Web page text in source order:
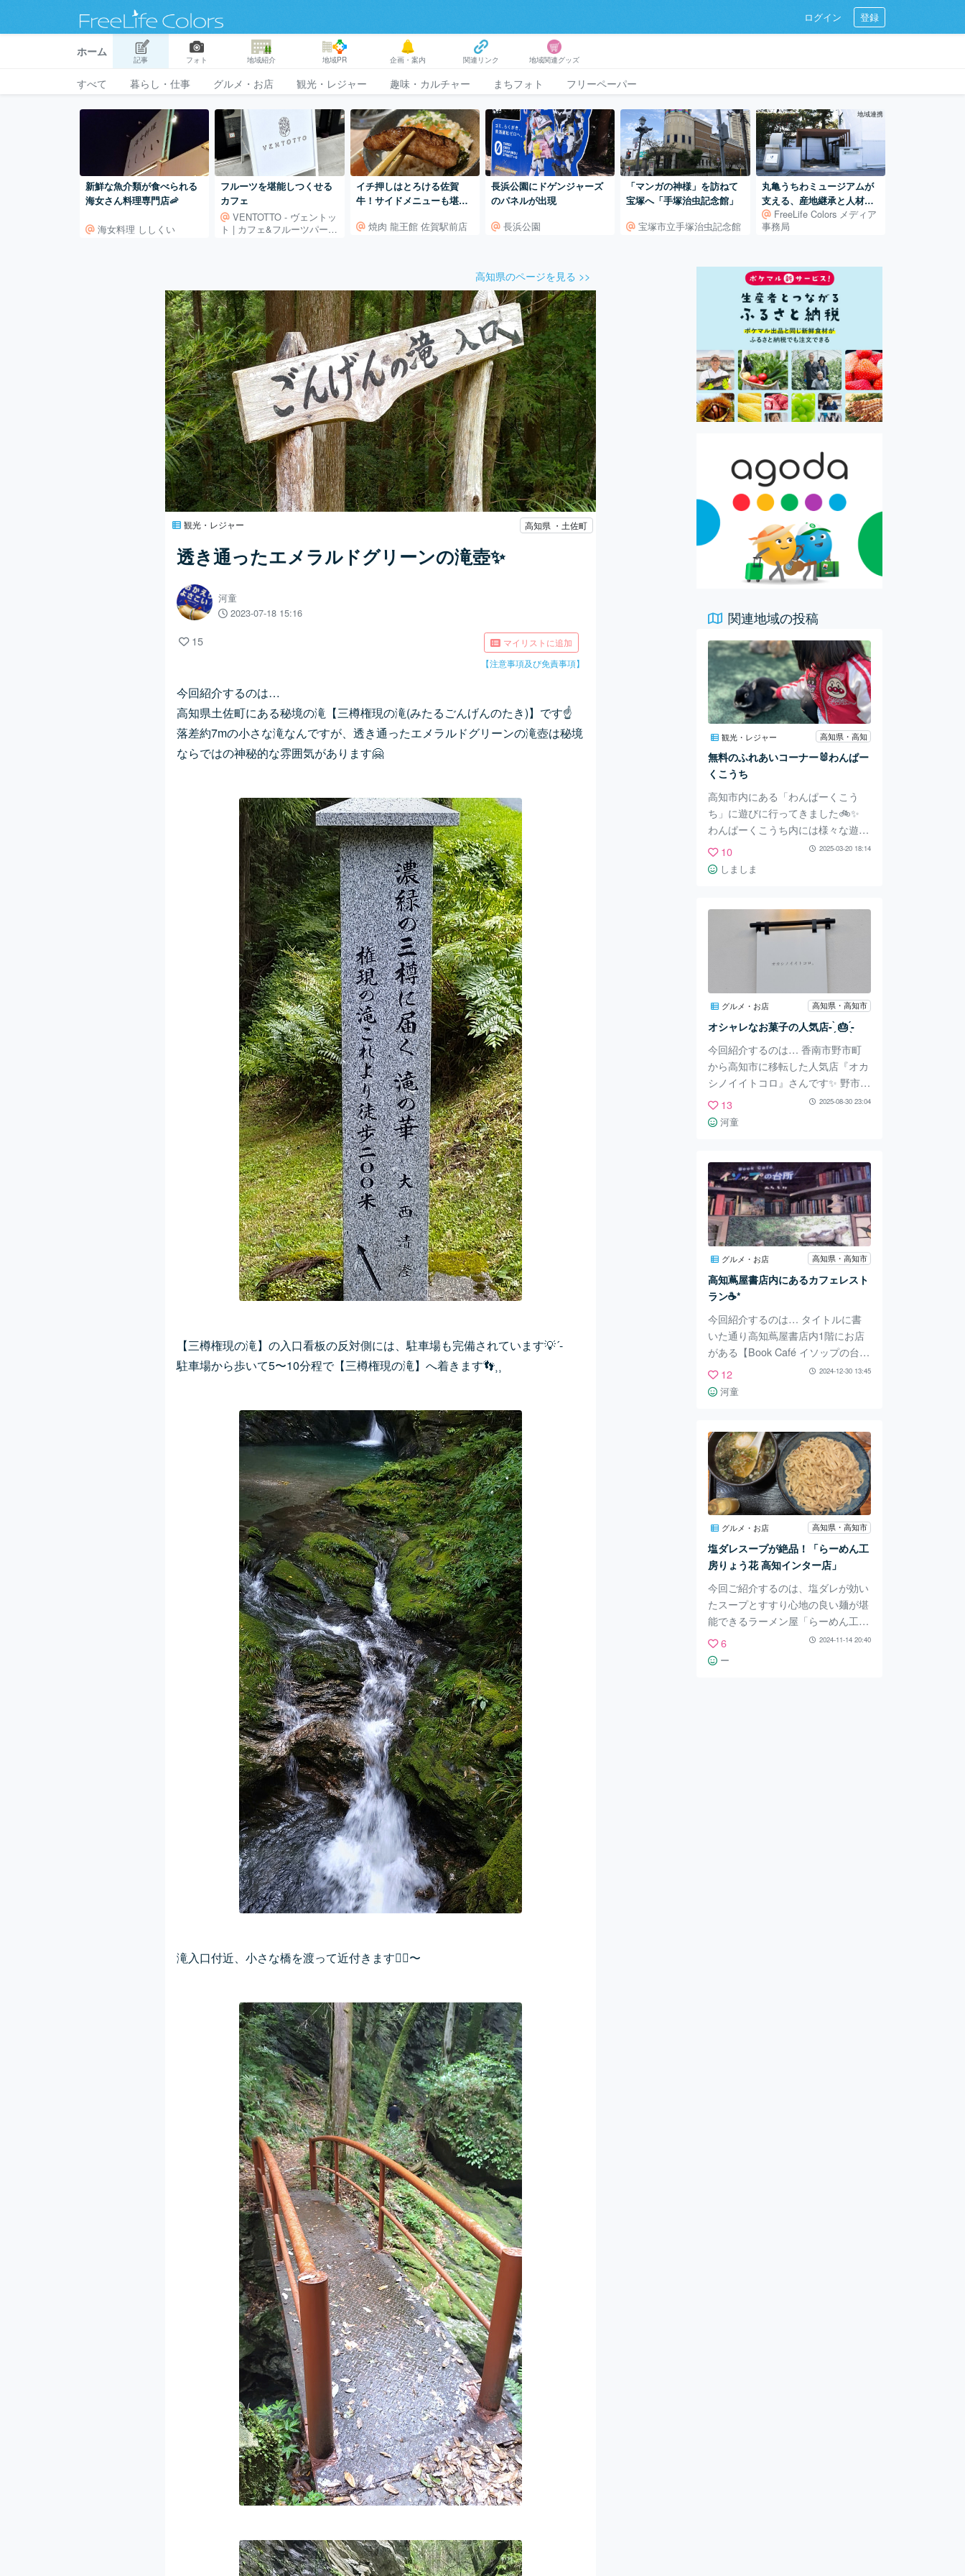
ログイン 登録
ホーム
記事 フォト 地域紹介 地域PR 企画・案内 関連リンク 地域関連グッズ
すべて 暮らし・仕事 グルメ・お店 観光・レジャー 趣味・カルチャー まちフォト フリーペーパー
新鮮な魚介類が食べられる
海女さん料理専門店🦐
海女料理 ししくい
フルーツを堪能しつくせる
カフェ
VENTOTTO - ヴェントッ
ト | カフェ&フルーツパーラ
イチ押しはとろける佐賀
牛！サイドメニューも堪能
焼肉 龍王館 佐賀駅前店
長浜公園にドゲンジャーズ
のパネルが出現
長浜公園
「マンガの神様」を訪ねて
宝塚へ「手塚治虫記念館」
宝塚市立手塚治虫記念館
地域連携
丸亀うちわミュージアムが
支える、産地継承と人材育
成 ― 400年続く地場産業
を、次の世代へ
FreeLife Colors メディア
事務局
高知県のページを見る >>
観光・レジャー 高知県 ・土佐町
透き通ったエメラルドグリーンの滝壺✨
河童
2023-07-18 15:16
15
マイリストに追加
【注意事項及び免責事項】
今回紹介するのは…
高知県土佐町にある秘境の滝【三樽権現の滝(みたるごんげんのたき)】です☝
落差約7mの小さな滝なんですが、透き通ったエメラルドグリーンの滝壺は秘境
ならではの神秘的な雰囲気があります🤗
【三樽権現の滝】の入口看板の反対側には、駐車場も完備されています💡´-
駐車場から歩いて5〜10分程で【三樽権現の滝】へ着きます👣⸒⸒
滝入口付近、小さな橋を渡って近付きます🚶‍♀️〜
関連地域の投稿
観光・レジャー 高知県・高知
無料のふれあいコーナー🐰わんぱー
くこうち
高知市内にある「わんぱーくこう
ち」に遊びに行ってきました🚲✨
わんぱーくこうち内には様々な遊具
のほかに動物園「アニマルランド」
もあり、園内には鳥の放し飼いエリ
ア（※感染症対策で現在は外から見
れている室内の他、シマウマや虎ま
で見られてなんとすべて無料😳💖
ったり、ふれあいコーナーが開放さ
サギとモルモットに初めて触ること
ができて、娘は「ふあふあ！」と嬉
しそうでした！ 隣には小さな遊園
地もあり、また遊びに来
10 2025-03-20 18:14
しましま
グルメ・お店 高知県・高知市
オシャレなお菓子の人気店- ̗̀ 🎂 ̖́-
今回紹介するのは… 香南市野市町
から高知市に移転した人気店『オカ
シノイイトコロ』さんです✨ 野市町
の頃から焼き菓子が人気だそうで夕
方行ったら焼き菓子だけでなくケー
キも何点か売り切れてました!!😳
ーダーメイドのバースデーケーキも
あるそうで、決まったデザインが無
く要望に合わせて作ってくれるので
唯一無二のバースデーケーキが出来
上がります- ̗̀👏🏻 ̖́- 特別感があって
良いですよね🥰こちらも大好評だそ
うで要予約(受取日の二日前までに
お電話か店頭)なので機会がある方･
13 2025-08-30 23:04
河童
グルメ・お店 高知県・高知市
高知蔦屋書店内にあるカフェレスト
ラン☕*
今回紹介するのは… タイトルに書
いた通り高知蔦屋書店内1階にお店
がある【Book Café イソップの台
所】さんです☕* 【Book Café イソ
ップの台所】さんは高知県内に15店
舗構える「現代企業」さんのお店の
ごとにコンセプトがあり、どの店舗
も人気店です👏🏻⟡ 【Book Café イ
ソップの台所】さんのコンセプト
は、イソップ物語にインスパイアさ
れた遊び心ある空間です☝ ドワーフ
の家を連想させるような個室もある
そうで、人気の為電話で要確認・予
約が必須です⚠
12 2024-12-30 13:45
河童
グルメ・お店 高知県・高知市
塩ダレスープが絶品！「らーめん工
房りょう花 高知インター店」
今回ご紹介するのは、塩ダレが効い
たスープとすすり心地の良い麺が堪
能できるラーメン屋「らーめん工房
りょう花 高知インター店」をご紹
介します。 店舗の場所は高知市中
心部、周囲には飲食店などが点在す
6 2024-11-14 20:40
ー